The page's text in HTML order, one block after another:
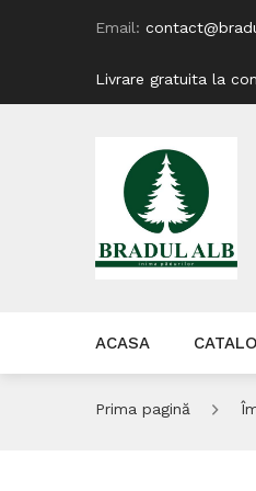
Email:
Livrare gratuita la
ACASA
Prima pagină